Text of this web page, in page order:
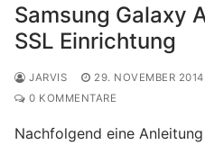
Samsung Galaxy
SSL Einrichtung
JARVIS 29. NOVEMBER 2014
0 KOMMENTARE
Nachfolgend eine